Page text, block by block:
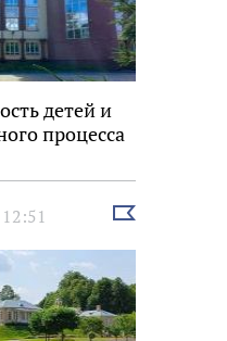
детей и
процесса
Выбрать